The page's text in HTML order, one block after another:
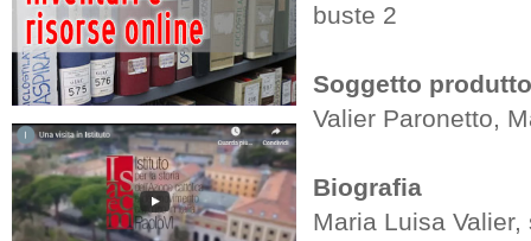
buste 2
Soggetto
Valier Paronetto,
Biografia
Maria Luisa